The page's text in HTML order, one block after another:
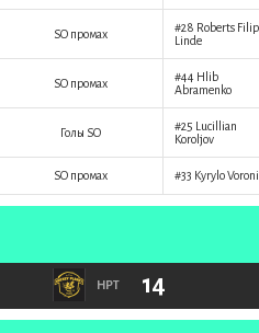
SO промах #28 Roberts
Linde
SO промах #44 Hlib
Abramenko
Голы SO #25 Lucillian
Koroljov
SO промах #33 Kyrylo
HPT 14